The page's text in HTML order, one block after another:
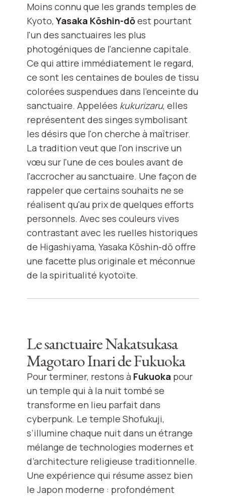
Moins connu que les grands temples de
Kyoto,Yasaka Kōshin-dōest pourtant
l'un des sanctuaires les plus
photogéniques de l'ancienne capitale.
Ce qui attire immédiatement le regard,
ce sont les centaines de boules de tissu
colorées suspendues dans l'enceinte du
sanctuaire. Appelées kukurizaru, elles
représentent des singes symbolisant
les désirs que l'on cherche à maîtriser.
La tradition veut que l'on inscrive un
vœu sur l'une de ces boules avant de
l'accrocher au sanctuaire. Une façon de
rappeler que certains souhaits ne se
réalisent qu'au prix de quelques efforts
personnels. Avec ses couleurs vives
contrastant avec les ruelles historiques
de Higashiyama, Yasaka Kōshin-dō offre
une facette plus originale et méconnue
de la spiritualité kyotoïte.
Le sanctuaire Nakatsukasa
Magotaro Inari de Fukuoka
Pour terminer, restons à Fukuoka pour
un temple qui à la nuit tombé se
transforme en lieu parfait dans
cyberpunk. Le temple Shofukuji,
s’illumine chaque nuit dans un étrange
mélange de technologies modernes et
d’architecture religieuse traditionnelle.
Une expérience qui résume assez bien
le Japon moderne : profondément